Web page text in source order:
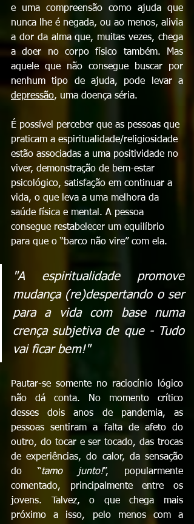
e uma compreensão como ajuda que
nunca lhe é negada, ou ao menos, alivia
a dor da alma que, muitas vezes, chega
a doer no corpo físico também. Mas
aquele que não consegue buscar por
depressão, uma doença séria.
É possível perceber que as pessoas que
praticam a espiritualidade/religiosidade
estão associadas a uma positividade no
viver, demonstração de bem-estar
psicológico, satisfação em continuar a
vida, o que leva a uma melhora da
saúde física e mental. A pessoa
consegue restabelecer um equilíbrio
para que o “barco não vire” com ela.
"A espiritualidade promove
mudança (re)despertando o ser
para a vida com base numa
crença subjetiva de que - Tudo
vai ficar bem!"
Pautar-se somente no raciocínio lógico
não dá conta. No momento crítico
desses dois anos de pandemia, as
pessoas sentiram a falta de afeto do
outro, do tocar e ser tocado, das trocas
de experiências, do calor, da sensação
do “tamo junto!”, popularmente
comentado, principalmente entre os
jovens. Talvez, o que chega mais
próximo a isso, pelo menos com a